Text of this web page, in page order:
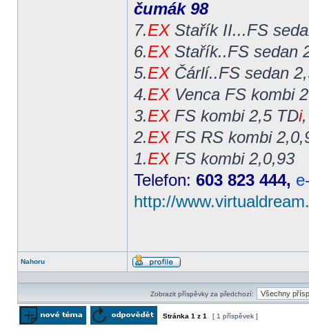
čumák 98
7.EXStařík II...FS
6.EXStařík..FS sedan
5.EXČárlí..FS sedan
4.EXVenca FS kombi
3.EXFS kombi 2,5 TDi
2.EXFS RS kombi
1.EXFS kombi 2,0,93
Telefon: 603 823 444,
http://
Nahoru
Profil
Zobrazit příspěvky za předchozí:
Stránka 1 z 1 [ 1 příspěvek ]